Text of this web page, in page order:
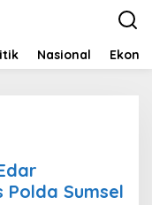
Nasional
Sumsel